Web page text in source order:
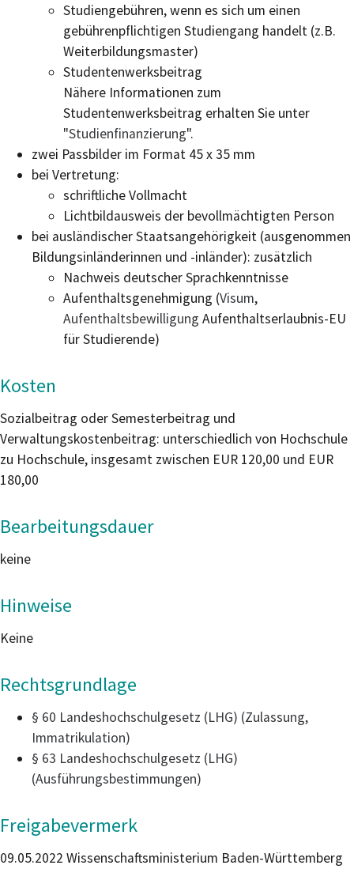
Studiengebühren, wenn es sich um einen
gebührenpflichtigen Studiengang handelt (z.B.
Weiterbildungsmaster)
Studentenwerksbeitrag
Nähere Informationen zum
Studentenwerksbeitrag erhalten Sie unter
"Studienfinanzierung".
zwei Passbilder im Format 45 x 35 mm
bei Vertretung:
schriftliche Vollmacht
Lichtbildausweis der bevollmächtigten Person
bei ausländischer Staatsangehörigkeit (ausgenommen
Bildungsinländerinnen und -inländer): zusätzlich
Nachweis deutscher Sprachkenntnisse
Aufenthaltsgenehmigung (Visum,
Aufenthaltsbewilligung Aufenthaltserlaubnis-EU
für Studierende)
Kosten
Sozialbeitrag oder Semesterbeitrag und
Verwaltungskostenbeitrag: unterschiedlich von Hochschule
zu Hochschule, insgesamt zwischen EUR 120,00 und EUR
180,00
Bearbeitungsdauer
keine
Hinweise
Keine
Rechtsgrundlage
§ 60 Landeshochschulgesetz (LHG) (Zulassung,
Immatrikulation)
§ 63 Landeshochschulgesetz (LHG)
(Ausführungsbestimmungen)
Freigabevermerk
09.05.2022 Wissenschaftsministerium Baden-Württemberg